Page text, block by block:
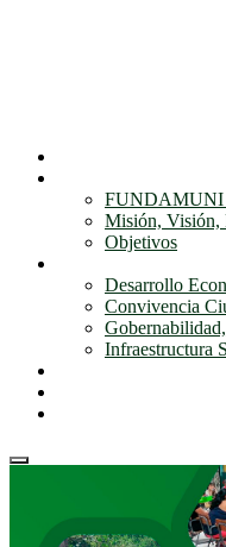
FUNDAMUNI
Misión, Visión,
Objetivos
Desarrollo
Convivencia
Infraestructura